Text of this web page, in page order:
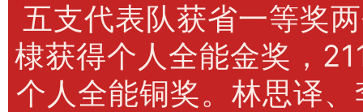
五支代表队获省一等奖
棣获得个人全能金奖，
个人全能铜奖。林思译